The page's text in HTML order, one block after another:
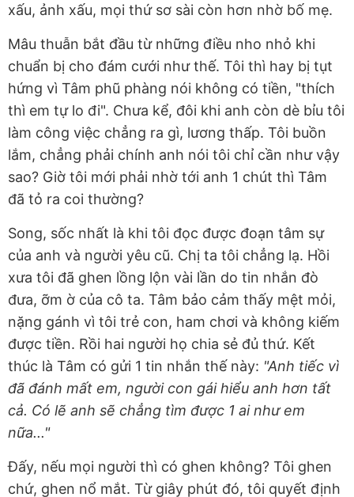
xấu, ảnh xấu, mọi thứ sơ sài còn hơn nhờ bố mẹ.
Mâu thuẫn bắt đầu từ những điều nho nhỏ khi
chuẩn bị cho đám cưới như thế. Tôi thì hay bị tụt
hứng vì Tâm phũ phàng nói không có tiền, "thích
thì em tự lo đi". Chưa kể, đôi khi anh còn dè bỉu tôi
làm công việc chẳng ra gì, lương thấp. Tôi buồn
lắm, chẳng phải chính anh nói tôi chỉ cần như vậy
sao? Giờ tôi mới phải nhờ tới anh 1 chút thì Tâm
đã tỏ ra coi thường?
Song, sốc nhất là khi tôi đọc được đoạn tâm sự
của anh và người yêu cũ. Chị ta tôi chẳng lạ. Hồi
xưa tôi đã ghen lồng lộn vài lần do tin nhắn đò
đưa, ỡm ờ của cô ta. Tâm bảo cảm thấy mệt mỏi,
nặng gánh vì tôi trẻ con, ham chơi và không kiếm
được tiền. Rồi hai người họ chia sẻ đủ thứ. Kết
thúc là Tâm có gửi 1 tin nhắn thế này: "Anh tiếc vì
đã đánh mất em, người con gái hiểu anh hơn tất
cả. Có lẽ anh sẽ chẳng tìm được 1 ai như em
nữa..."
Đấy, nếu mọi người thì có ghen không? Tôi ghen
chứ, ghen nổ mắt. Từ giây phút đó, tôi quyết định